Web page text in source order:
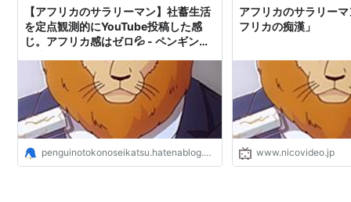
【アフリカのサラリーマン】社蓄生活
を定点観測的にYouTube投稿した感
じ。アフリカ感はゼロ💦 - ペンギン男
YOGAとお天気
penguinotokonoseikatsu.hatenablog.com
アフリカのサラリー
フリカの痴漢」
www.nicovideo.jp